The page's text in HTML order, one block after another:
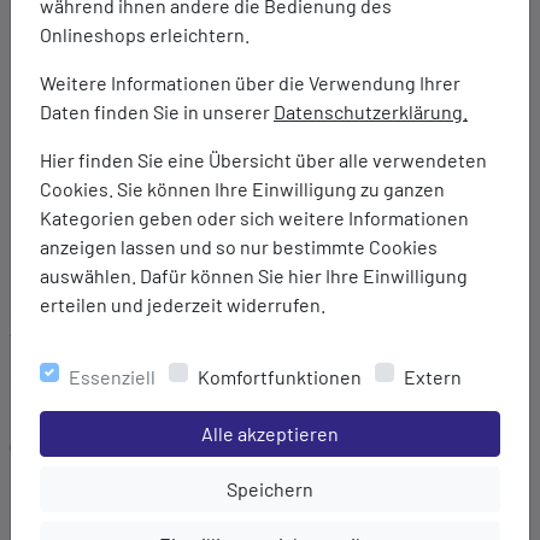
während ihnen andere die Bedienung des
Onlineshops erleichtern.
Weitere Informationen über die Verwendung Ihrer
Daten finden Sie in unserer Datenschutzerklärung.
Hier finden Sie eine Übersicht über alle verwendeten
Cookies. Sie können Ihre Einwilligung zu ganzen
Kategorien geben oder sich weitere Informationen
anzeigen lassen und so nur bestimmte Cookies
auswählen. Dafür können Sie hier Ihre Einwilligung
erteilen und jederzeit widerrufen.
Essenziell Komfortfunktionen Extern
Einstellungen speichern für die Gruppe
Alle akzeptieren
Einstellungen speichern für die
Speichern
Naht in der hinteren Mitte zur schnellen und einfachen
Abänderung
Vorgeformte Kniepartie
2 Handeingrifftaschen
2 Gesäßtaschen
UV-Schutz (UPF 50+)
Bluesign-zertifiziert
PFC-frei
Marke:
Material:
96% Polyamid/4% Elasthan (Nylon-Stretch)